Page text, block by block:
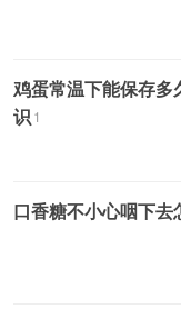
鸡蛋常温下能保存多
识1
口香糖不小心咽下去